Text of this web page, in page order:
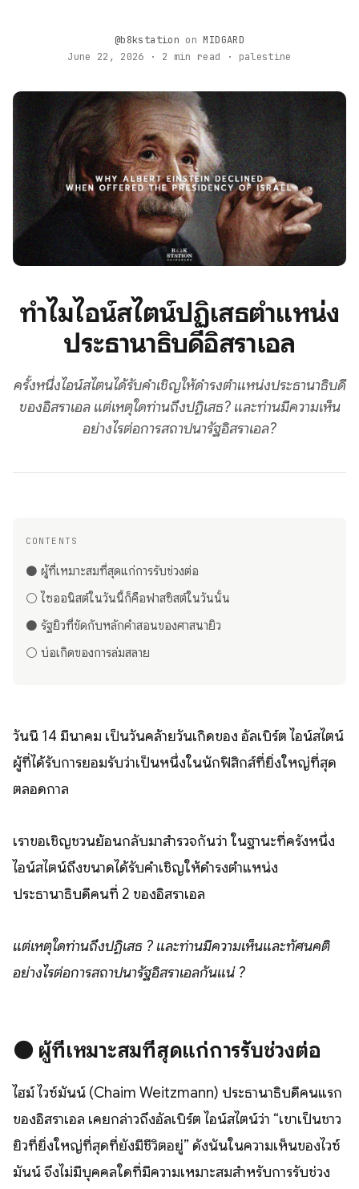
@b8kstation on MIDGARD
June 22, 2026 · 2 min read · palestine
ทำไมไอน์สไตน์ปฏิเสธตำแหน่ง
ประธานาธิบดีอิสราเอล
ครั้งหนึ่งไอน์สไตนได้รับคำเชิญให้ดำรงตำแหน่งประธานาธิบดี
ของอิสราเอล แต่เหตุใดท่านถึงปฏิเสธ? และท่านมีความเห็น
อย่างไรต่อการสถาปนารัฐอิสราเอล?
CONTENTS
⚫️ ผู้ที่เหมาะสมที่สุดแก่การรับช่วงต่อ
⚪️ ไซออนิสต์ในวันนี้ก็คือฟาสซิสต์ในวันนั้น
⚫️ รัฐยิวที่ขัดกับหลักคำสอนของศาสนายิว
⚪️ บ่อเกิดของการล่มสลาย
วันนี้ 14 มีนาคม เป็นวันคล้ายวันเกิดของ อัลเบิร์ต ไอน์สไตน์
ผู้ที่ได้รับการยอมรับว่าเป็นหนึ่งในนักฟิสิกส์ที่ยิ่งใหญ่ที่สุด
ตลอดกาล
เราขอเชิญชวนย้อนกลับมาสำรวจกันว่า ในฐานะที่ครั้งหนึ่ง
ไอน์สไตน์ถึงขนาดได้รับคำเชิญให้ดำรงตำแหน่ง
ประธานาธิบดีคนที่ 2 ของอิสราเอล
แต่เหตุใดท่านถึงปฏิเสธ ? และท่านมีความเห็นและทัศนคติ
อย่างไรต่อการสถาปนารัฐอิสราเอลกันแน่ ?
⚫️ ผู้ที่เหมาะสมที่สุดแก่การรับช่วงต่อ
ไฮม์ ไวซ์มันน์ (Chaim Weitzmann) ประธานาธิบดีคนแรก
ของอิสราเอล เคยกล่าวถึงอัลเบิร์ต ไอน์สไตน์ว่า “เขาเป็นชาว
ยิวที่ยิ่งใหญ่ที่สุดที่ยังมีชีวิตอยู่” ดังนั้นในความเห็นของไวซ์
มันน์ จึงไม่มีบุคคลใดที่มีความเหมาะสมสำหรับการรับช่วง